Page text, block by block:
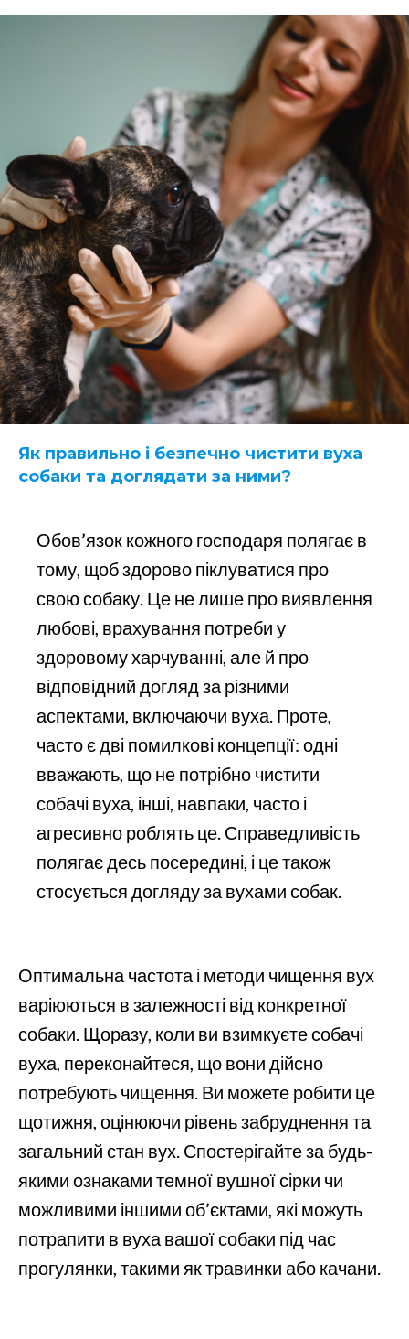
Як правильно і безпечно чистити вуха
собаки та доглядати за ними?
Обов’язок кожного господаря полягає в
тому, щоб здорово піклуватися про
свою собаку. Це не лише про виявлення
любові, врахування потреби у
здоровому харчуванні, але й про
відповідний догляд за різними
аспектами, включаючи вуха. Проте,
часто є дві помилкові концепції: одні
вважають, що не потрібно чистити
собачі вуха, інші, навпаки, часто і
агресивно роблять це. Справедливість
полягає десь посередині, і це також
стосується догляду за вухами собак.
Оптимальна частота і методи чищення вух
варіюються в залежності від конкретної
собаки. Щоразу, коли ви взимкуєте собачі
вуха, переконайтеся, що вони дійсно
потребують чищення. Ви можете робити це
щотижня, оцінюючи рівень забруднення та
загальний стан вух. Спостерігайте за будь-
якими ознаками темної вушної сірки чи
можливими іншими об’єктами, які можуть
потрапити в вуха вашої собаки під час
прогулянки, такими як травинки або качани.